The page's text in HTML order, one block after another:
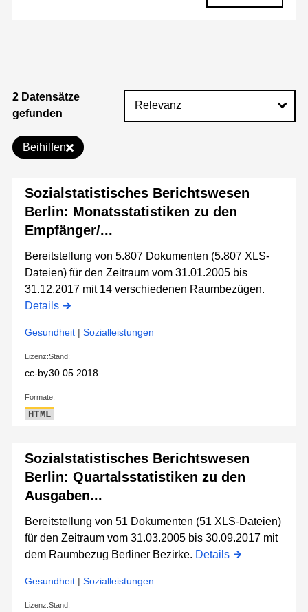
2 Datensätze
gefunden
Beihilfen
Sozialstatistisches Berichtswesen
Berlin: Monatsstatistiken zu den
Empfänger/...
Bereitstellung von 5.807 Dokumenten (5.807 XLS-
Dateien) für den Zeitraum vom 31.01.2005 bis
31.12.2017 mit 14 verschiedenen Raumbezügen.
Details
Gesundheit | Sozialleistungen
Lizenz:
cc-by
Stand:
30.05.2018
Formate:
HTML
Sozialstatistisches Berichtswesen
Berlin: Quartalsstatistiken zu den
Ausgaben...
Bereitstellung von 51 Dokumenten (51 XLS-Dateien)
für den Zeitraum vom 31.03.2005 bis 30.09.2017 mit
dem Raumbezug Berliner Bezirke. Details
Gesundheit | Sozialleistungen
Lizenz:Stand: